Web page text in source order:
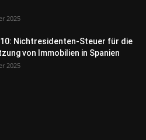
2025
Nichtresidenten-Steuer für die
von Immobilien in Spanien
2025